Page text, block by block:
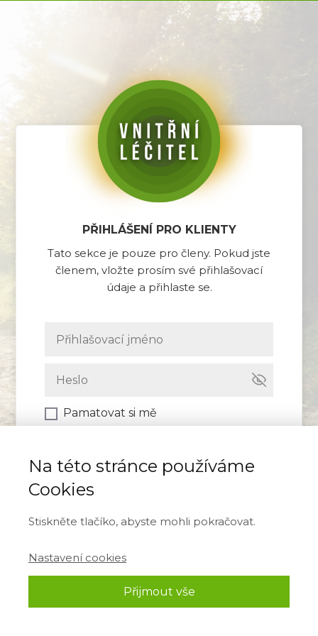
PŘIHLÁŠENÍ PRO KLIENTY
Tato sekce je pouze pro členy. Pokud jste
členem, vložte prosím své přihlašovací
údaje a přihlaste se.
Pamatovat si mě
Na této stránce používáme
Cookies
Stiskněte tlačíko, abyste mohli pokračovat.
Nastavení cookies
Přijmout vše